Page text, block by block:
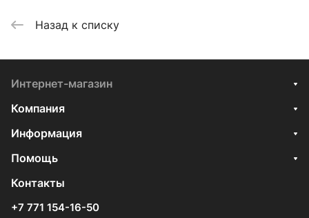
Назад к списку
Интернет-магазин
Компания
Информация
Помощь
Контакты
+7 771 154-16-50